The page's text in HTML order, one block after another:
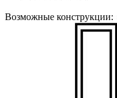
Возможные конструкции: